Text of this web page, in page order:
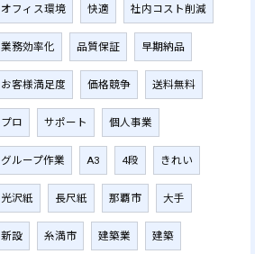
オフィス環境 快適 社内コスト削減
業務効率化 品質保証 早期納品
お客様満足度 価格競争 送料無料
プロ サポート 個人事業
グループ作業 A3 4段 きれい
光沢紙 長尺紙 那覇市 大手
新設 糸満市 建築業 建築